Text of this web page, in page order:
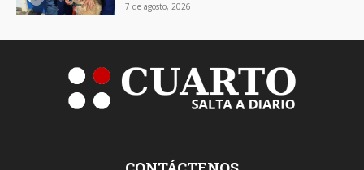
7 de agosto, 2026